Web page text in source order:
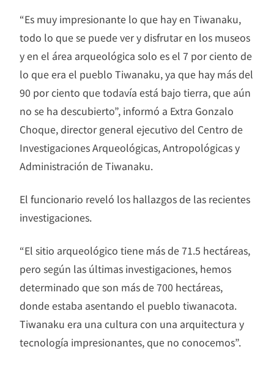
“Es muy impresionante lo que hay en Tiwanaku,
todo lo que se puede ver y disfrutar en los museos
y en el área arqueológica solo es el 7 por ciento de
lo que era el pueblo Tiwanaku, ya que hay más del
90 por ciento que todavía está bajo tierra, que aún
no se ha descubierto”, informó a Extra Gonzalo
Choque, director general ejecutivo del Centro de
Investigaciones Arqueológicas, Antropológicas y
Administración de Tiwanaku.
El funcionario reveló los hallazgos de las recientes
investigaciones.
“El sitio arqueológico tiene más de 71.5 hectáreas,
pero según las últimas investigaciones, hemos
determinado que son más de 700 hectáreas,
donde estaba asentando el pueblo tiwanacota.
Tiwanaku era una cultura con una arquitectura y
tecnología impresionantes, que no conocemos”.